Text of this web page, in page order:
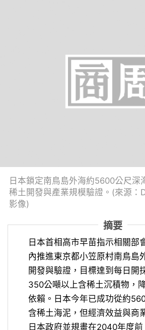
日本鎖定南鳥島外海約5600公尺深
稀土開發與產業規模驗證。(來源：
影像)
摘要
日本首相高市早苗指示相關部
內推進東京都小笠原村南鳥島
開發與驗證，目標達到每日開
350公噸以上含稀土沉積物，
依賴。日本今年已成功從約
含稀土海泥，但經濟效益與商
日本政府並規畫在2040年度